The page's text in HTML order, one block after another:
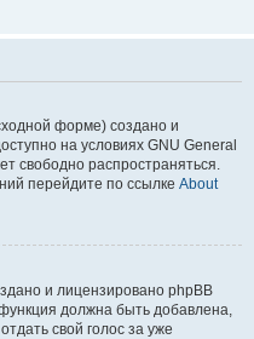
форме) создано и
на условиях GNU General
свободно распространяться.
перейдите по ссылке About
и лицензировано phpBB
должна быть добавлена,
свой голос за уже